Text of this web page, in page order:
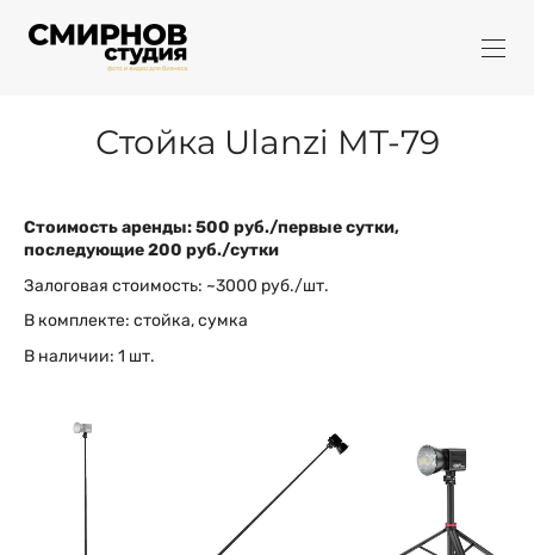
Стойка Ulanzi MT-79
Стоимость аренды: 500 руб./первые сутки,
последующие 200 руб./сутки
Залоговая стоимость: ~3000 руб./шт.
В комплекте: стойка, сумка
В наличии: 1 шт.